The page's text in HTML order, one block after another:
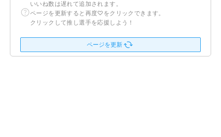
いいね数は遅れて追加されます。
ページを更新すると再度♡をクリックできます。
クリックして推し選手を応援しよう！
ページを更新